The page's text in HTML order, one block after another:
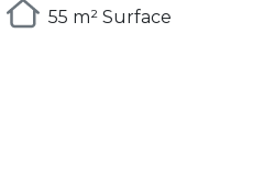
55 m² Surface